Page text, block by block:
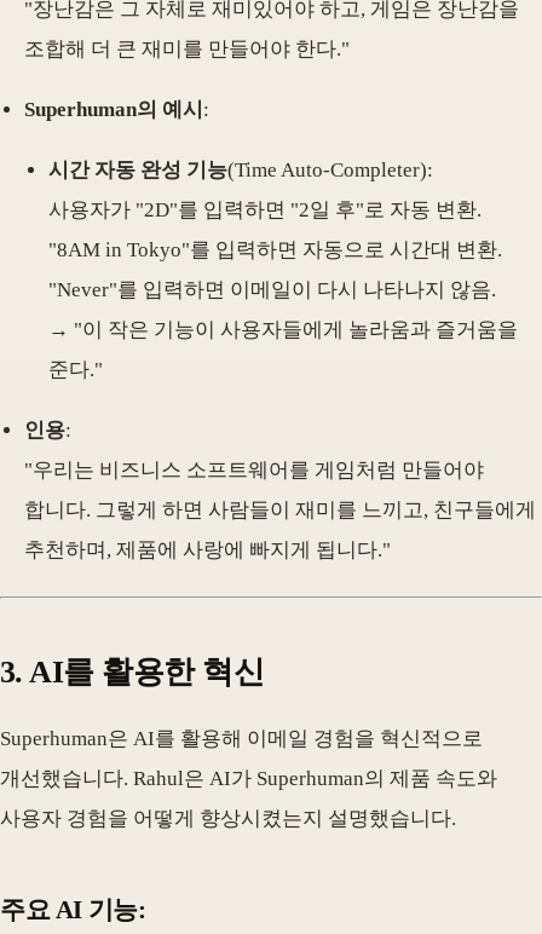
"장난감은 그 자체로 재미있어야 하고, 게임은 장난감을
조합해 더 큰 재미를 만들어야 한다."
Superhuman의 예시 :
시간 자동 완성 기능(Time Auto-Completer):
사용자가 "2D"를 입력하면 "2일 후"로 자동 변환.
"8AM in Tokyo"를 입력하면 자동으로 시간대 변환.
"Never"를 입력하면 이메일이 다시 나타나지 않음.
→ "이 작은 기능이 사용자들에게 놀라움과 즐거움을
준다."
인용:
"우리는 비즈니스 소프트웨어를 게임처럼 만들어야
합니다. 그렇게 하면 사람들이 재미를 느끼고, 친구들에게
추천하며, 제품에 사랑에 빠지게 됩니다."
3.AI를 활용한 혁신
Superhuman은 AI를 활용해 이메일 경험을 혁신적으로
개선했습니다. Rahul은 AI가 Superhuman의 제품 속도와
사용자 경험을 어떻게 향상시켰는지 설명했습니다.
주요 AI 기능: